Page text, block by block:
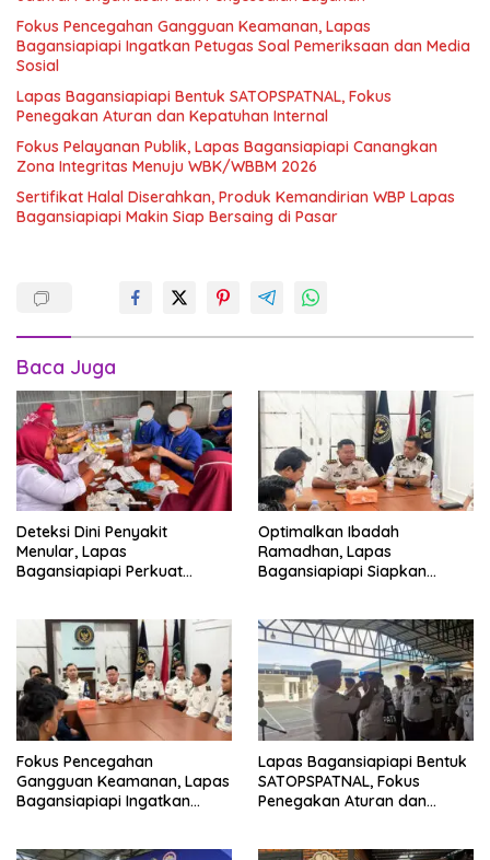
Fokus Pencegahan Gangguan Keamanan, Lapas
Bagansiapiapi Ingatkan Petugas Soal Pemeriksaan dan Media
Sosial
Lapas Bagansiapiapi Bentuk SATOPSPATNAL, Fokus
Penegakan Aturan dan Kepatuhan Internal
Fokus Pelayanan Publik, Lapas Bagansiapiapi Canangkan
Zona Integritas Menuju WBK/WBBM 2026
Sertifikat Halal Diserahkan, Produk Kemandirian WBP Lapas
Bagansiapiapi Makin Siap Bersaing di Pasar
Baca Juga
Deteksi Dini Penyakit
Menular, Lapas
Bagansiapiapi Perkuat
Optimalkan Ibadah
Ramadhan, Lapas
Bagansiapiapi Siapkan
Fokus Pencegahan
Gangguan Keamanan, Lapas
Bagansiapiapi Ingatkan
Lapas Bagansiapiapi Bentuk
SATOPSPATNAL, Fokus
Penegakan Aturan dan